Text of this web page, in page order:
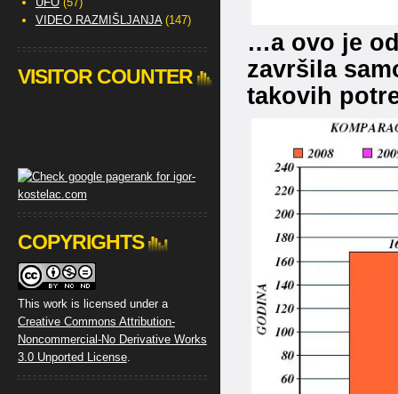
…a ovo je
završila
takovih
VIDEO RAZMIŠLJANJA(147)
VISITOR COUNTER
COPYRIGHTS
This work is licensed under a
Creative Commons Attribution-
Noncommercial-No Derivative Works
3.0 Unported License.